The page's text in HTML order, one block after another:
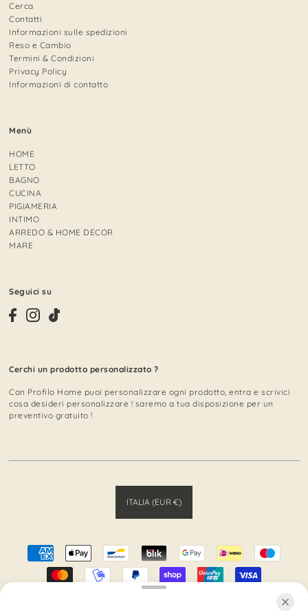
Cerca
Contatti
Informazioni sulle spedizioni
Reso e Cambio
Termini & Condizioni
Privacy Policy
Informazioni di contatto
Menù
HOME
LETTO
BAGNO
CUCINA
PIGIAMERIA
INTIMO
ARREDO & HOME DECOR
MARE
Seguici su
Cerchi un prodotto personalizzato ?
Con Profilo Home puoi personalizzare ogni prodotto, entra e scrivici
cosa desideri personalizzare ! saremo a tua disposizione per un
preventivo gratuito !
ITALIA (EUR €)